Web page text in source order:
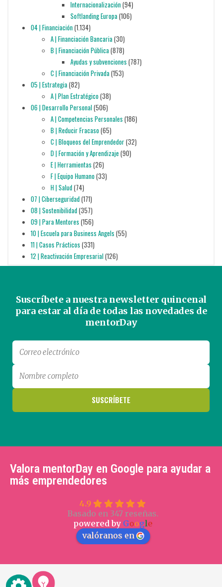
Internacionalización(94)
Softlanding Europa(106)
04 | Financiación(1.134)
A | Financiación Bancaria(30)
B | Financiación Pública(878)
Ayudas y subvenciones (787)
C | Financiación Privada(153)
05 | Estrategia(82)
A | Plan Estratégico(38)
06 | Desarrollo Personal(506)
A | Competencias Personales (186)
B | Reducir Fracaso(65)
C | Bloqueos del Emprendedor(32)
D | Formación y Aprendizaje (90)
E | Herramientas (26)
F | Equipo Humano(33)
H | Salud(74)
07 | Ciberseguridad(171)
08 | Sostenibilidad(357)
09 | Para Mentores (156)
10 | Escuela para Business Angels (55)
11 | Casos Prácticos (331)
12 | Reactivación Empresarial(126)
Suscríbete a nuestra newsletter quincenal
para estar al día de todas las novedades de
mentorDay
Valora mentorDay en Google para ayudar a
más emprendedores
4.9
Basado en 347 reseñas.
powered by Google
valóranos en